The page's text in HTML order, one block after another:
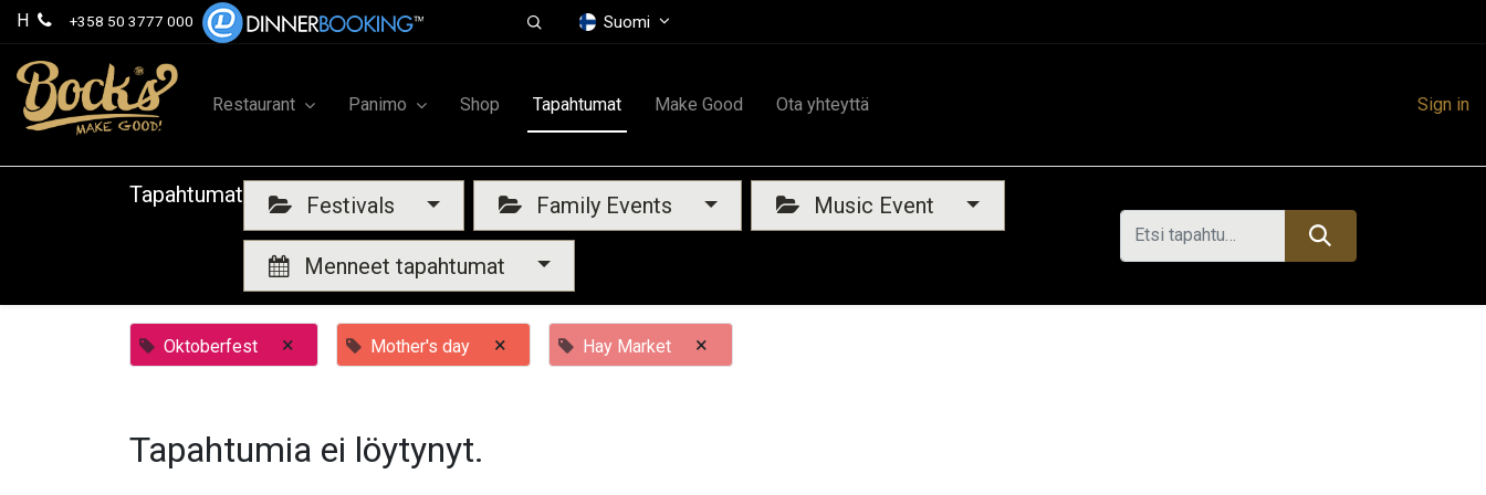
H +358 50 3777 000 Suomi
Restaurant Panimo Shop Tapahtumat Make Good Ota yhteyttä Sign in
Tapahtumat Festivals Family Events Music Event
Menneet tapahtumat
Oktoberfest × Mother's day × Hay Market ×
Tapahtumia ei löytynyt.